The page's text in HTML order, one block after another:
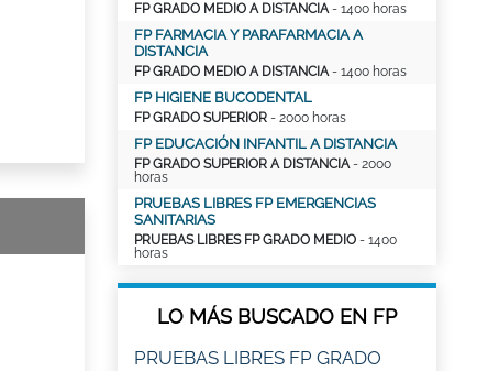
FP GRADO MEDIO A DISTANCIA- 1400 horas
FP FARMACIA Y PARAFARMACIA A
DISTANCIA
FP GRADO MEDIO A DISTANCIA- 1400 horas
FP HIGIENE BUCODENTAL
FP GRADO SUPERIOR - 2000 horas
FP EDUCACIÓN INFANTIL A DISTANCIA
FP GRADO SUPERIOR A DISTANCIA- 2000
horas
PRUEBAS LIBRES FP EMERGENCIAS
SANITARIAS
PRUEBAS LIBRES FP GRADO MEDIO - 1400
horas
LO MÁS BUSCADO EN FP
PRUEBAS LIBRES FP GRADO